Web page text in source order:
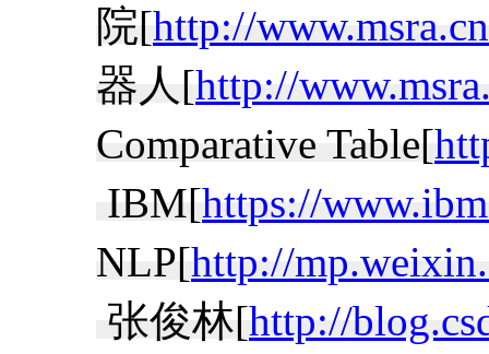
院[http://
器人[http://
Comparative Table[
IBM[https://
NLP[http://
张俊林[http://